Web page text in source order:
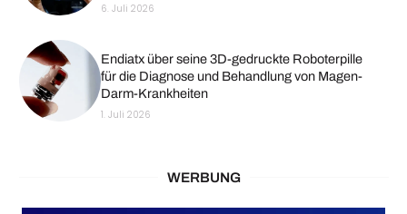
6. Juli 2026
Endiatx über seine 3D-gedruckte Roboterpille
für die Diagnose und Behandlung von Magen-
Darm-Krankheiten
1. Juli 2026
WERBUNG